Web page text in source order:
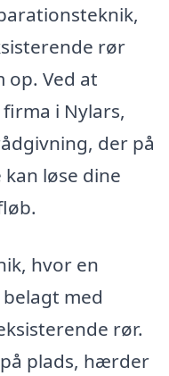
rør
op. Ved at
i Nylars,
der på
løse dine
hvor en
med
rør.
plads, hærder